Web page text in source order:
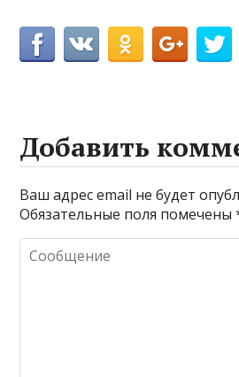
Добавить
Ваш адрес email не будет
Обязательные поля помечены